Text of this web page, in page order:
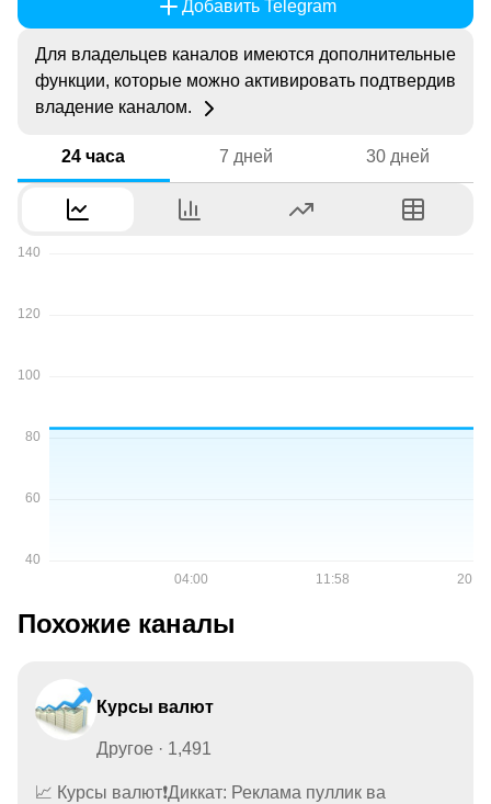
Добавить Telegram
Для владельцев каналов имеются дополнительные
функции, которые можно активировать подтвердив
владение каналом.
24 часа 7 дней 30 дней
Похожие каналы
Курсы валют
Другое · 1,491
📈 Курсы валют❗️Диккат: Реклама пуллик ва